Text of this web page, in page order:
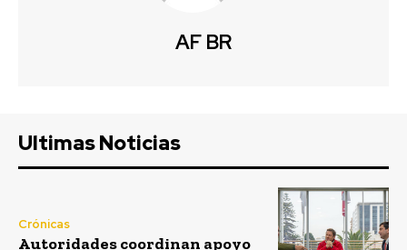
AF BR
Ultimas Noticias
Crónicas
Autoridades coordinan apoyo